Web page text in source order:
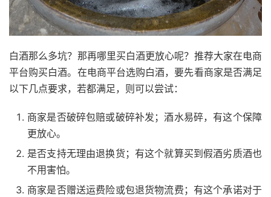
白酒那么多坑？那再哪里买白酒更放心呢？推荐大家在电商
平台购买白酒。在电商平台选购白酒，要先看商家是否满足
以下几点要求，若都满足，则可以尝试：
商家是否破碎包赔或破碎补发；酒水易碎，有这个保障
更放心。
是否支持无理由退换货；有这个就算买到假酒劣质酒也
不用害怕。
商家是否赠送运费险或包退货物流费；有这个承诺对于